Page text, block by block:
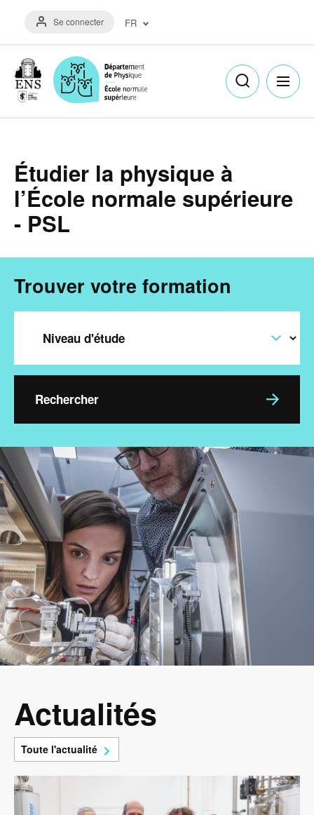
contenu
Menu
du
de
l'utilisateur
Se connecter FR
English
(EN)
Étudier la physique à
l’École normale supérieure
- PSL
Trouver votre formation
Image
Actualités
Image
Toute l'actualité